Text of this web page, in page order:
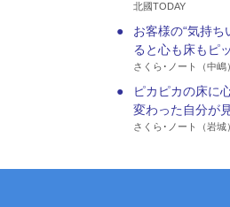
北國TODAY
●
お客様の“気持ち
ると心も床もピ
さくら･ノート（中嶋）
●
ピカピカの床に
変わった自分が
さくら･ノート（岩城）